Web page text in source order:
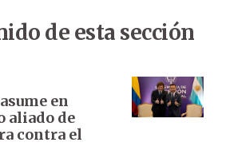
de esta sección
en
aliado de
contra el